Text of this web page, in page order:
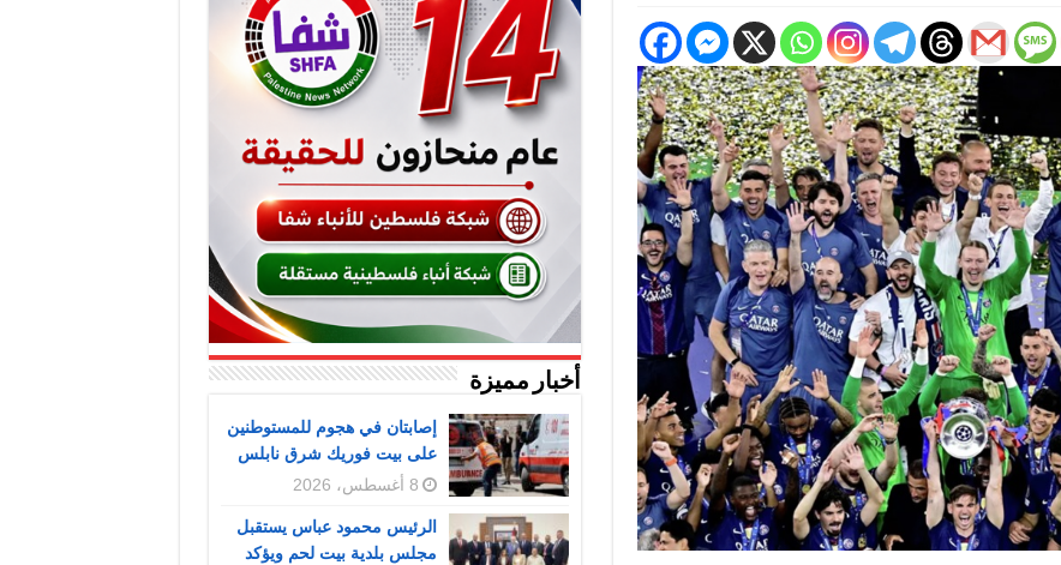
أخبار مميزة
إصابتان في هجوم للمستوطنين
على بيت فوريك شرق نابلس
8 أغسطس، 2026
الرئيس محمود عباس يستقبل
مجلس بلدية بيت لحم ويؤكد